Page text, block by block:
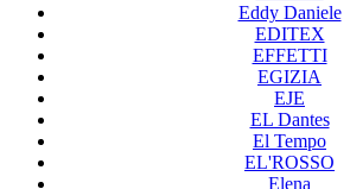
Eddy Daniele
EDITEX
EFFETTI
EGIZIA
EJE
EL Dantes
El Tempo
EL'ROSSO
Elena